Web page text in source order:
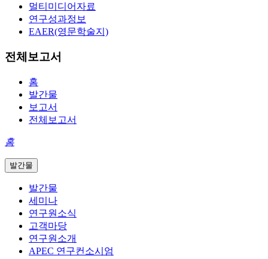
멀티미디어자료
연구성과정보
EAER(영문학술지)
전체보고서
홈
발간물
보고서
전체보고서
홈
발간물
발간물
세미나
연구원소식
고객마당
연구원소개
APEC 연구컨소시엄